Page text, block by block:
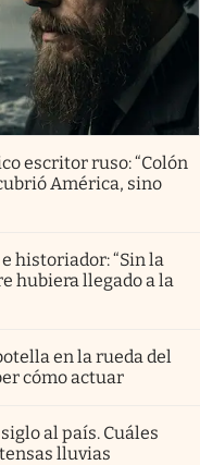
escritor ruso: “Colón
América, sino
historiador: “Sin la
hubiera llegado a la
en la rueda del
cómo actuar
al país. Cuáles
lluvias